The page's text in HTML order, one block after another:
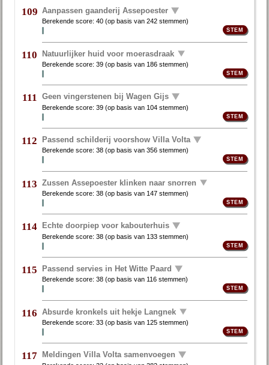
109 Aanpassen gaanderij Assepoester
Berekende score:40 (op basis van242 stemmen)
110 Natuurlijker huid voor moerasdraak
Berekende score:39 (op basis van 186 stemmen)
111 Geen vingerstenen bij Wagen Gijs
Berekende score:39 (op basis van 104 stemmen)
112 Passend schilderij voorshow Villa Volta
Berekende score:38 (op basis van356 stemmen)
113 Zussen Assepoester klinken naar snorren
Berekende score:38 (op basis van 147 stemmen)
114 Echte doorpiep voor kabouterhuis
Berekende score:38 (op basis van 133 stemmen)
115 Passend servies in Het Witte Paard
Berekende score:38 (op basis van 116 stemmen)
116 Absurde kronkels uit hekje Langnek
Berekende score:33 (op basis van 125 stemmen)
117 Meldingen Villa Volta samenvoegen